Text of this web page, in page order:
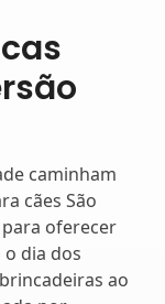
caminham
cães São
oferecer
dia dos
ao